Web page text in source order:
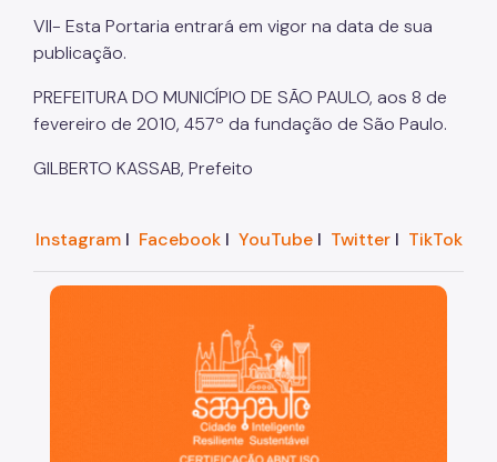
VII- Esta Portaria entrará em vigor na data de sua
publicação.
PREFEITURA DO MUNICÍPIO DE SÃO PAULO, aos 8 de
fevereiro de 2010, 457º da fundação de São Paulo.
GILBERTO KASSAB, Prefeito
InstagramI FacebookI YouTubeI TwitterI TikTok
São Paulo, cidade inteligente, resiliente e sustentável